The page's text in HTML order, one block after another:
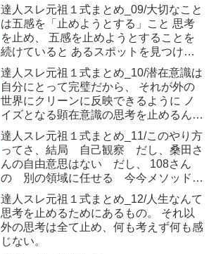
達人スレ元祖１式まとめ_09/大切なこと
は五感を「止めようとする」こと 思考
を止め、 五感を止めようとすることを
続けていると あるスポットを見つける
事ができる。
達人スレ元祖１式まとめ_10/潜在意識は
自分にとって完璧だから、 それが外の
世界にクリーンに反映できるように ノ
イズとなる顕在意識の思考を止めるんで
すね。
達人スレ元祖１式まとめ_11/このやり方
ってさ、結局 自己観察 だし、桑田さ
んの自由意思はない だし、 108さん
の 別の領域に任せる 今今メソッド
だよね？
達人スレ元祖１式まとめ_12/人生なんて
思考を止めるためにあるもの。 それ以
外の思考は全て止め、何も考えず何も感
じない。